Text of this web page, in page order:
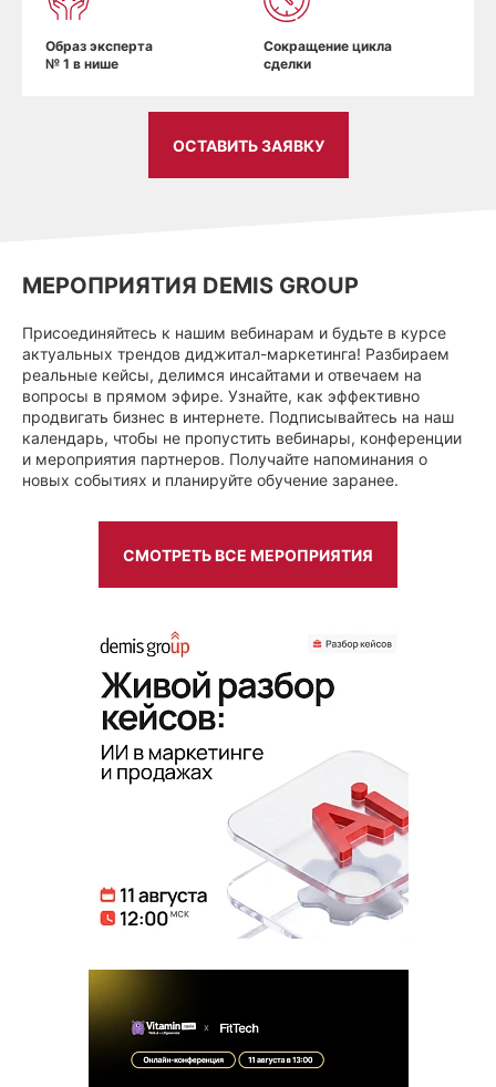
Образ эксперта
№ 1 в нише
Сокращение цикла
сделки
ОСТАВИТЬ ЗАЯВКУ
МЕРОПРИЯТИЯ DEMIS GROUP
Присоединяйтесь к нашим вебинарам и будьте в курсе
актуальных трендов диджитал-маркетинга! Разбираем
реальные кейсы, делимся инсайтами и отвечаем на
вопросы в прямом эфире. Узнайте, как эффективно
продвигать бизнес в интернете. Подписывайтесь на наш
календарь, чтобы не пропустить вебинары, конференции
и мероприятия партнеров. Получайте напоминания о
новых событиях и планируйте обучение заранее.
СМОТРЕТЬ ВСЕ МЕРОПРИЯТИЯ